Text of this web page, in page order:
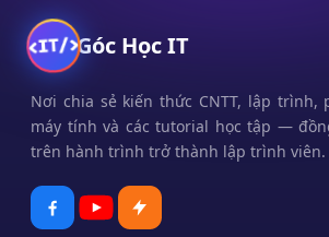
Góc Học IT
Nơi chia sẻ kiến thức CNTT, lập trình,
máy tính và các tutorial học tập —
trên hành trình trở thành lập trình viên.